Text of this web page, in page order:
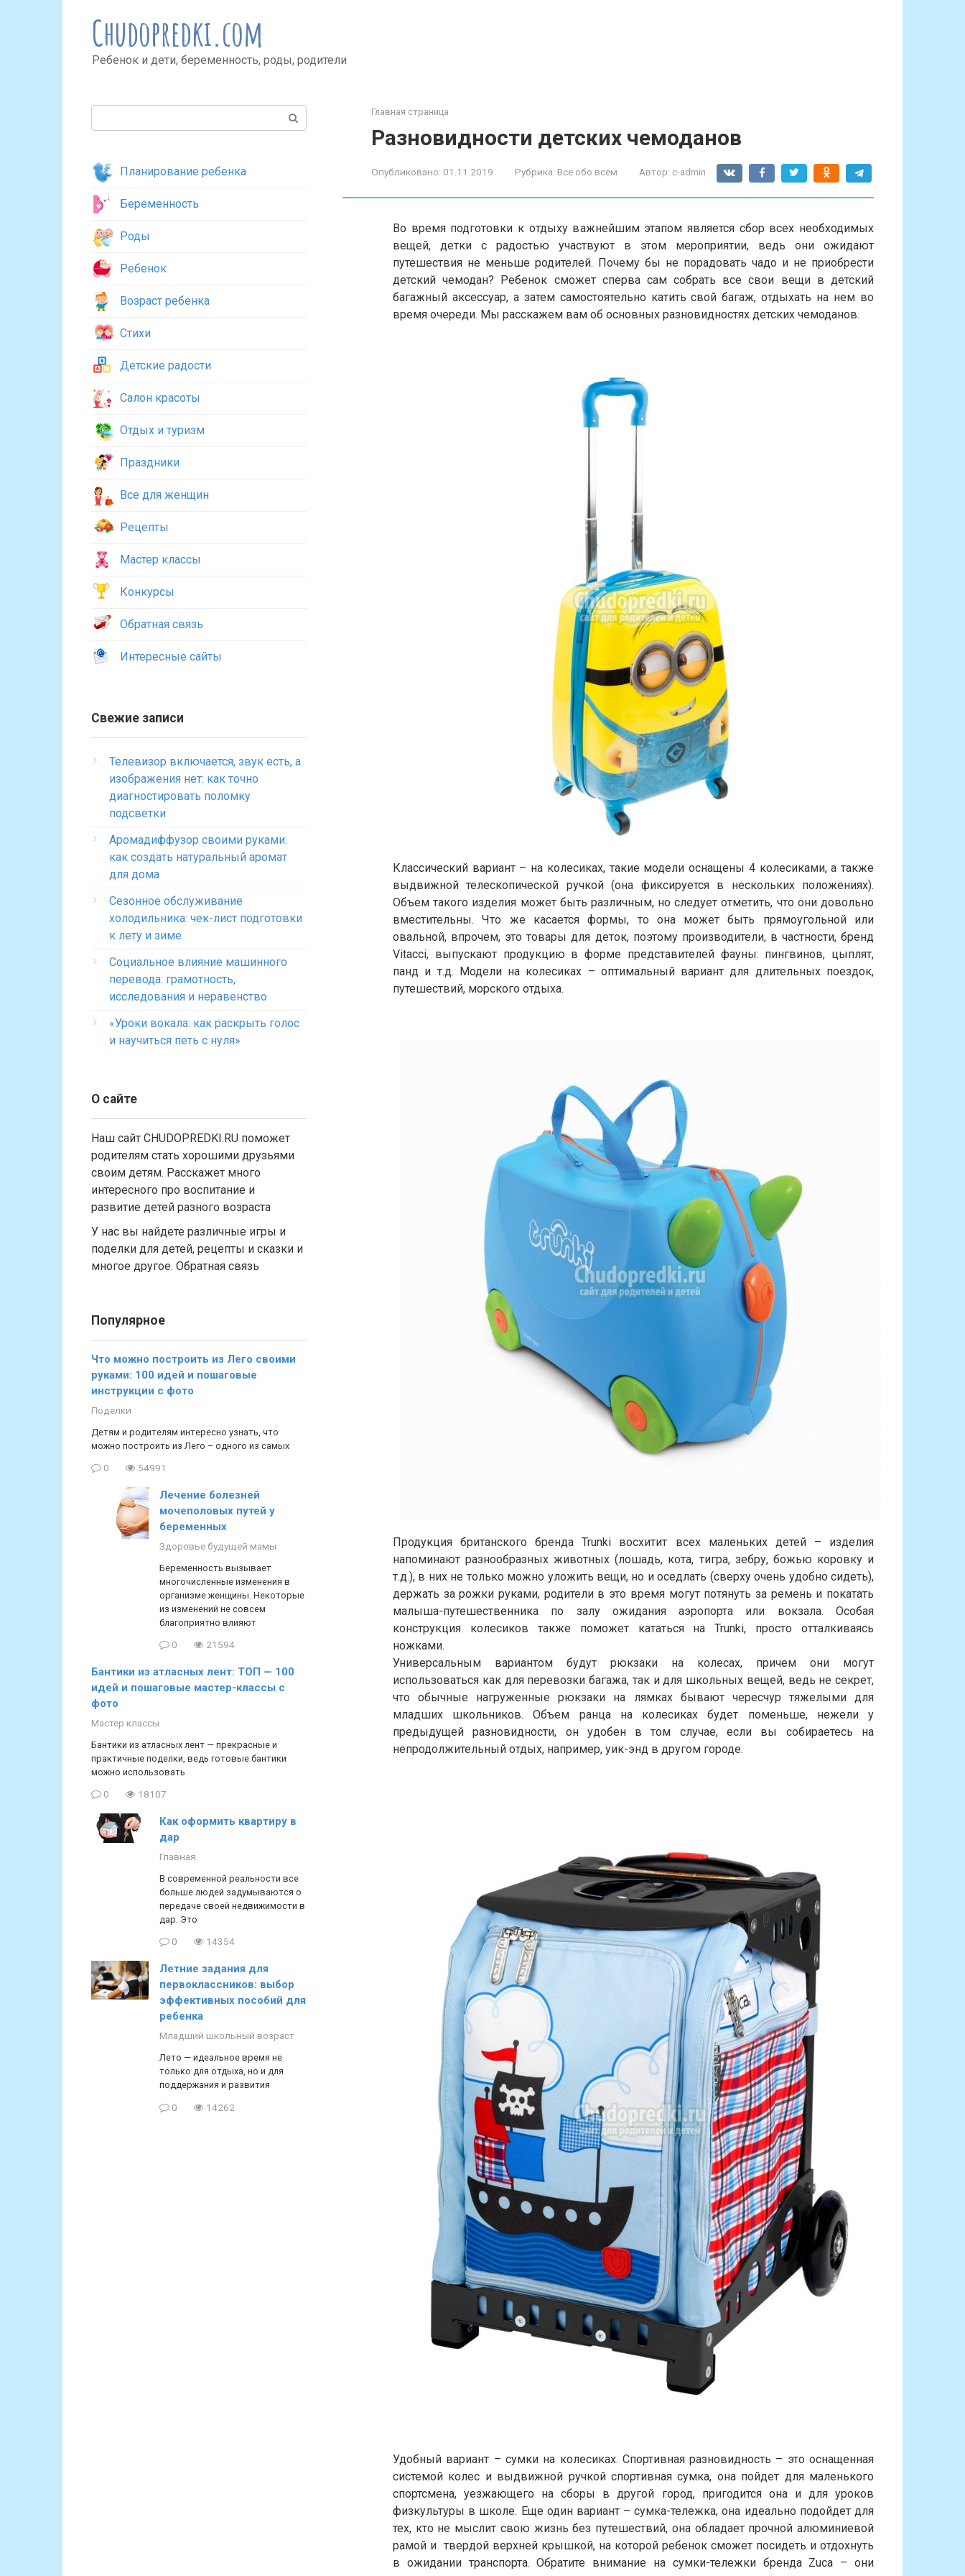
Chudopredki.com
Ребенок и дети, беременность, роды, родители
Главная страница
Разновидности детских чемоданов
Опубликовано: 01.11.2019 Рубрика: Все обо всем Автор: c-admin
Во время подготовки к отдыху важнейшим этапом является сбор всех необходимых
вещей, детки с радостью участвуют в этом мероприятии, ведь они ожидают
путешествия не меньше родителей. Почему бы не порадовать чадо и не приобрести
детский чемодан? Ребенок сможет сперва сам собрать все свои вещи в детский
багажный аксессуар, а затем самостоятельно катить свой багаж, отдыхать на нем во
время очереди. Мы расскажем вам об основных разновидностях детских чемоданов.
Классический вариант – на колесиках, такие модели оснащены 4 колесиками, а также
выдвижной телескопической ручкой (она фиксируется в нескольких положениях).
Объем такого изделия может быть различным, но следует отметить, что они довольно
вместительны. Что же касается формы, то она может быть прямоугольной или
овальной, впрочем, это товары для деток, поэтому производители, в частности, бренд
Vitacci, выпускают продукцию в форме представителей фауны: пингвинов, цыплят,
панд и т.д. Модели на колесиках – оптимальный вариант для длительных поездок,
путешествий, морского отдыха.
Продукция британского бренда Trunki восхитит всех маленьких детей – изделия
напоминают разнообразных животных (лошадь, кота, тигра, зебру, божью коровку и
т.д.), в них не только можно уложить вещи, но и оседлать (сверху очень удобно сидеть),
держать за рожки руками, родители в это время могут потянуть за ремень и покатать
малыша-путешественника по залу ожидания аэропорта или вокзала. Особая
конструкция колесиков также поможет кататься на Trunki, просто отталкиваясь
ножками.
Универсальным вариантом будут рюкзаки на колесах, причем они могут
использоваться как для перевозки багажа, так и для школьных вещей, ведь не секрет,
что обычные нагруженные рюкзаки на лямках бывают чересчур тяжелыми для
младших школьников. Объем ранца на колесиках будет поменьше, нежели у
предыдущей разновидности, он удобен в том случае, если вы собираетесь на
непродолжительный отдых, например, уик-энд в другом городе.
Удобный вариант – сумки на колесиках. Спортивная разновидность – это оснащенная
системой колес и выдвижной ручкой спортивная сумка, она пойдет для маленького
спортсмена, уезжающего на сборы в другой город, пригодится она и для уроков
физкультуры в школе. Еще один вариант – сумка-тележка, она идеально подойдет для
тех, кто не мыслит свою жизнь без путешествий, она обладает прочной алюминиевой
рамой и твердой верхней крышкой, на которой ребенок сможет посидеть и отдохнуть
в ожидании транспорта. Обратите внимание на сумки-тележки бренда Zuca – они
Планирование ребенка
Беременность
Роды
Ребенок
Возраст ребенка
Стихи
Детские радости
Салон красоты
Отдых и туризм
Праздники
Все для женщин
Рецепты
Мастер классы
Конкурсы
Обратная связь
Интересные сайты
Свежие записи
Телевизор включается, звук есть, а
изображения нет: как точно
диагностировать поломку
подсветки
Аромадиффузор своими руками:
как создать натуральный аромат
для дома
Сезонное обслуживание
холодильника: чек-лист подготовки
к лету и зиме
Социальное влияние машинного
перевода: грамотность,
исследования и неравенство
«Уроки вокала: как раскрыть голос
и научиться петь с нуля»
О сайте
Наш сайт CHUDOPREDKI.RU поможет
родителям стать хорошими друзьями
своим детям. Расскажет много
интересного про воспитание и
развитие детей разного возраста
У нас вы найдете различные игры и
поделки для детей, рецепты и сказки и
многое другое. Обратная связь
Популярное
Что можно построить из Лего своими
руками: 100 идей и пошаговые
инструкции с фото
Поделки
Детям и родителям интересно узнать, что
можно построить из Лего – одного из самых
0 54991
Лечение болезней
мочеполовых путей у
беременных
Здоровье будущей мамы
Беременность вызывает
многочисленные изменения в
организме женщины. Некоторые
из изменений не совсем
благоприятно влияют
0 21594
Бантики из атласных лент: ТОП — 100
идей и пошаговые мастер-классы с
фото
Мастер классы
Бантики из атласных лент — прекрасные и
практичные поделки, ведь готовые бантики
можно использовать
0 18107
Как оформить квартиру в
дар
Главная
В современной реальности все
больше людей задумываются о
передаче своей недвижимости в
дар. Это
0 14354
Летние задания для
первоклассников: выбор
эффективных пособий для
ребенка
Младший школьный возраст
Лето — идеальное время не
только для отдыха, но и для
поддержания и развития
0 14262